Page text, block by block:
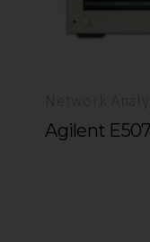
Agilent